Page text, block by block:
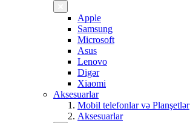
Apple
Samsung
Microsoft
Asus
Lenovo
Digər
Xiaomi
Aksesuarlar
Mobil telefonlar və Planşetlər
Aksesuarlar